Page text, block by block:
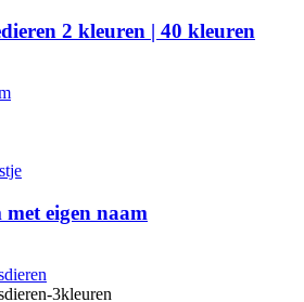
2 kleuren | 40 kleuren
eigen naam